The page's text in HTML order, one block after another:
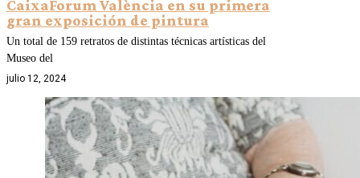
CaixaForum València en su primera
gran exposición de pintura
Un total de 159 retratos de distintas técnicas artísticas del
Museo del
julio 12, 2024